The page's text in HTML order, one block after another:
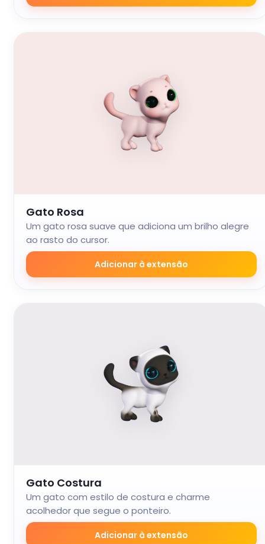
Gato Rosa
Um gato rosa suave que adiciona um brilho alegre
ao rasto do cursor.
Adicionar à extensão
Gato Costura
Um gato com estilo de costura e charme
acolhedor que segue o ponteiro.
Adicionar à extensão